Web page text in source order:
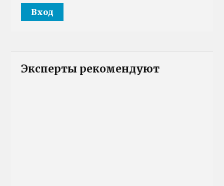
Эксперты рекомендуют